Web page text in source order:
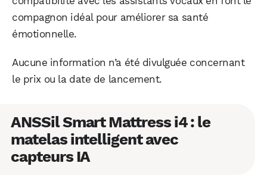
compagnon idéal pour améliorer sa santé
émotionnelle.
Aucune information n’a été divulguée concernant
le prix ou la date de lancement.
ANSSil Smart Mattress i4 : le
matelas intelligent avec
capteurs IA